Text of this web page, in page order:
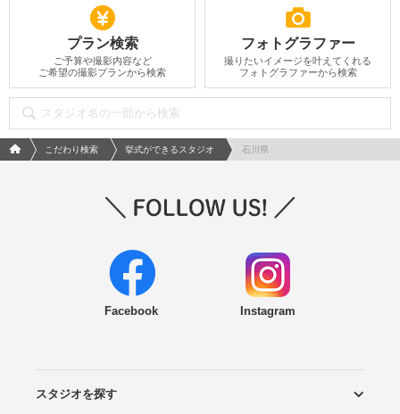
プラン検索
ご予算や撮影内容など
ご希望の撮影プランから検索
フォトグラファー
撮りたいイメージを叶えてくれる
フォトグラファーから検索
フォトウエディング/結婚写真のPhotorait ホーム
こだわり検索 挙式ができるスタジオ 石川県
Facebook Instagram
スタジオを探す